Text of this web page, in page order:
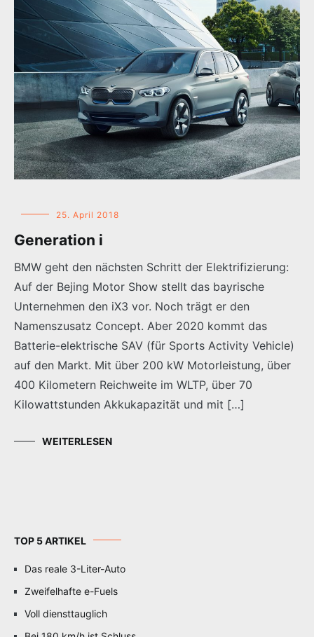
25. April 2018
Generation i
BMW geht den nächsten Schritt der Elektrifizierung:
Auf der Bejing Motor Show stellt das bayrische
Unternehmen den iX3 vor. Noch trägt er den
Namenszusatz Concept. Aber 2020 kommt das
Batterie-elektrische SAV (für Sports Activity Vehicle)
auf den Markt. Mit über 200 kW Motorleistung, über
400 Kilometern Reichweite im WLTP, über 70
Kilowattstunden Akkukapazität und mit […]
WEITERLESEN
TOP 5 ARTIKEL
Das reale 3-Liter-Auto
Zweifelhafte e-Fuels
Voll diensttauglich